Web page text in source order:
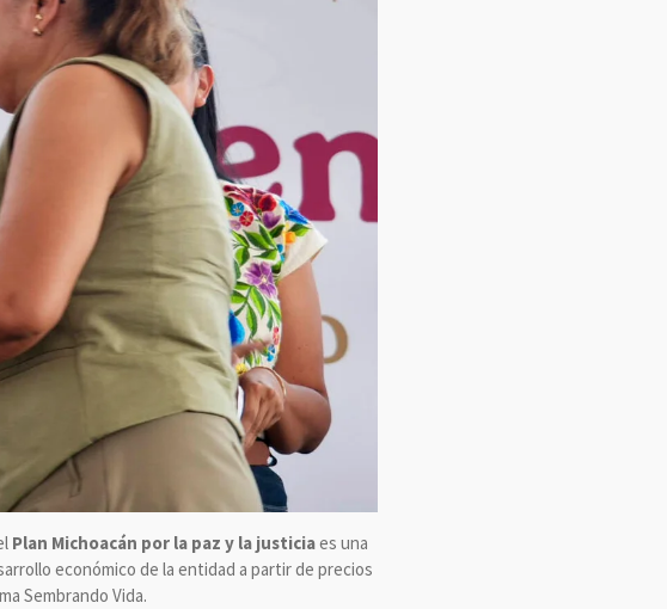
Plan Michoacán por la paz y la justiciaes una
económico de la entidad a partir de precios
Sembrando Vida.